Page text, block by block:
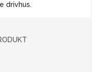
drivhus.